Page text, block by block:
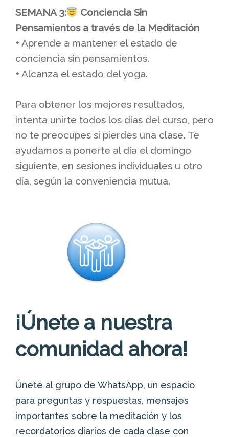
SEMANA 3:
Conciencia Sin
Pensamientos a través de la Meditación
• Aprende a mantener el estado de
conciencia sin pensamientos.
• Alcanza el estado del yoga.
Para obtener los mejores resultados,
intenta unirte todos los días del curso, pero
no te preocupes si pierdes una clase. Te
ayudamos a ponerte al día el domingo
siguiente, en sesiones individuales u otro
día, según la conveniencia mutua.
¡Únete a nuestra
comunidad ahora!
Únete al grupo de WhatsApp, un espacio
para preguntas y respuestas, mensajes
importantes sobre la meditación y los
recordatorios diarios de cada clase con